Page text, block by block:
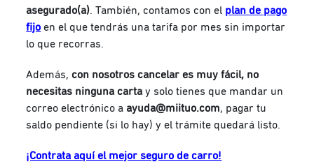
asegurado(a). También, contamos con el plan de pago
fijo en el que tendrás una tarifa por mes sin importar
lo que recorras.
Además, con nosotros cancelar es muy fácil, no
necesitas ninguna carta y solo tienes que mandar un
correo electrónico a ayuda@miituo.com, pagar tu
saldo pendiente (si lo hay) y el trámite quedará listo.
¡Contrata aquí el mejor seguro de carro!